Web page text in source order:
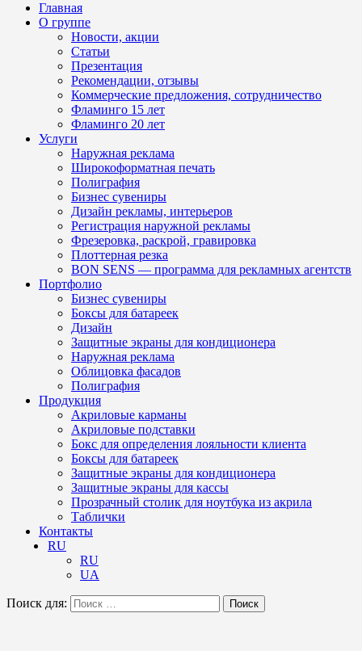
Главная
О группе
Новости, акции
Статьи
Презентация
Рекомендации, отзывы
Коммерческие предложения, сотрудничество
Фламинго 15 лет
Фламинго 20 лет
Услуги
Наружная реклама
Широкоформатная печать
Полиграфия
Бизнес сувениры
Дизайн рекламы, интерьеров
Регистрация наружной рекламы
Фрезеровка, раскрой, гравировка
Плоттерная резка
BON SENS — программа для рекламных агентств
Портфолио
Бизнес сувениры
Боксы для батареек
Дизайн
Защитные экраны для кондиционера
Наружная реклама
Облицовка фасадов
Полиграфия
Продукция
Акриловые карманы
Акриловые подставки
Бокс для определения лояльности клиента
Боксы для батареек
Защитные экраны для кондиционера
Защитные экраны для кассы
Прозрачный столик для ноутбука из акрила
Таблички
Контакты
RU
RU
UA
Поиск для: Поиск